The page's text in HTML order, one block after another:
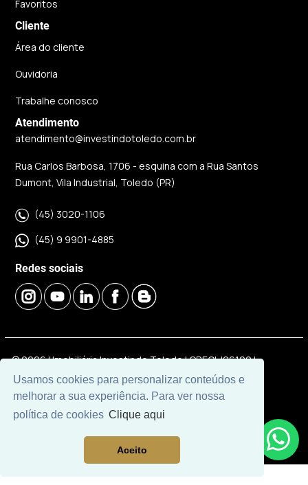
Usamos cookies para personalizar conteúdos e
melhorar a sua experiência. Para ver nossa
política de cookies Clique aqui
Aceito
Favoritos
Cliente
Área do cliente
Ouvidoria
Trabalhe conosco
Atendimento
atendimento@investindotoledo.com.br
Rua Carlos Barbosa, 1706 - esquina com a Rua Santos
Dumont, Vila Industrial, Toledo (PR)
(45) 3020-1106
(45) 9 9901-4885
Redes sociais
© 2026 | Imobiliária Investindo Toledo | CRECI J06120 |
Desenvolvido por Universal Software.